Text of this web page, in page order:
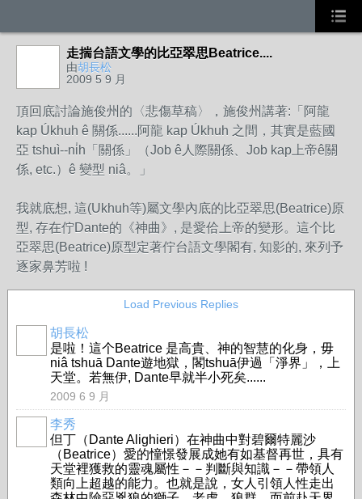
走揣台語文學的比亞翠思Beatrice....
由胡長松
2009 5 9 月
頂回底討論施俊州的〈悲傷草稿〉，施俊州講著:「阿龍
kap Úkhuh ê 關係......阿龍 kap Úkhuh 之間，其實是藍國
亞 tshuì--ni̍h「關係」（Job ê人際關係、Job kap上帝ê關
係, etc.）ê 變型 niâ。」
我就底想, 這(Ukhuh等)屬文學內底的比亞翠思(Beatrice)原
型, 存在佇Dante的《神曲》, 是愛佮上帝的變形。這个比
亞翠思(Beatrice)原型定著佇台語文學閣有, 知影的, 來列予
逐家鼻芳啦 !
Load Previous Replies
胡長松
是啦！這个Beatrice 是高貴、神的智慧的化身，毋
niâ tshuā Dante遊地獄，閣tshuā伊過「淨界」，上
天堂。若無伊, Dante早就半小死矣......
2009 6 9 月
李秀
但丁（Dante Alighieri）在神曲中對碧爾特麗沙
（Beatrice）愛的憧憬發展成她有如基督再世，具有
天堂裡獲救的靈魂屬性－－判斷與知識－－帶領人
類向上超越的能力。也就是說，女人引領人性走出